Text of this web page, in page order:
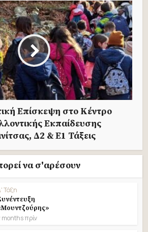
Επίσκεψη στο Κέντρο
Εκπαίδευσης
Δ2 & Ε1 Τάξεις
να σ'αρέσουν
Τάξη
months πρίν